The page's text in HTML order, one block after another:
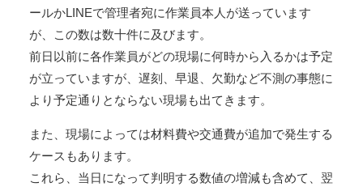
ールかLINEで管理者宛に作業員本人が送っています
が、この数は数十件に及びます。
前日以前に各作業員がどの現場に何時から入るかは予定
が立っていますが、遅刻、早退、欠勤など不測の事態に
より予定通りとならない現場も出てきます。
また、現場によっては材料費や交通費が追加で発生する
ケースもあります。
これら、当日になって判明する数値の増減も含めて、翌